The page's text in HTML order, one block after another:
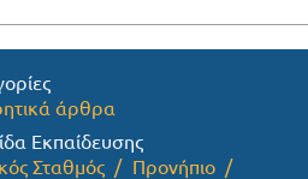
άρθρα
Εκπαίδευσης
Σταθμός
Προνήπιο